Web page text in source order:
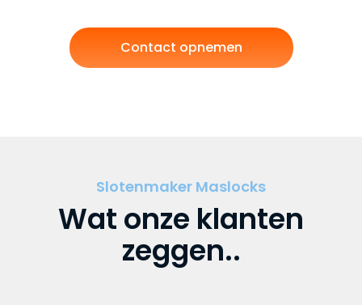
Contact opnemen
Slotenmaker Maslocks
Wat onze klanten
zeggen..